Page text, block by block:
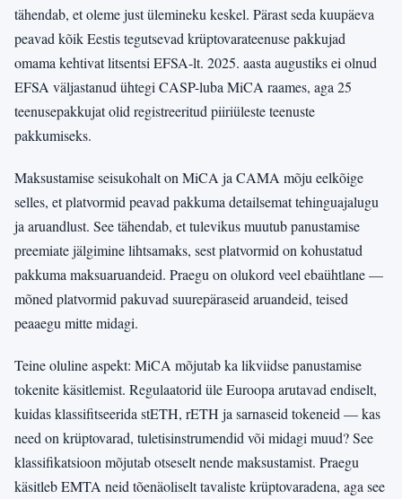
tähendab, et oleme just ülemineku keskel. Pärast seda kuupäeva
peavad kõik Eestis tegutsevad krüptovarateenuse pakkujad
omama kehtivat litsentsi EFSA-lt. 2025. aasta augustiks ei olnud
EFSA väljastanud ühtegi CASP-luba MiCA raames, aga 25
teenusepakkujat olid registreeritud piiriüleste teenuste
pakkumiseks.
Maksustamise seisukohalt on MiCA ja CAMA mõju eelkõige
selles, et platvormid peavad pakkuma detailsemat tehinguajalugu
ja aruandlust. See tähendab, et tulevikus muutub panustamise
preemiate jälgimine lihtsamaks, sest platvormid on kohustatud
pakkuma maksuaruandeid. Praegu on olukord veel ebaühtlane —
mõned platvormid pakuvad suurepäraseid aruandeid, teised
peaaegu mitte midagi.
Teine oluline aspekt: MiCA mõjutab ka likviidse panustamise
tokenite käsitlemist. Regulaatorid üle Euroopa arutavad endiselt,
kuidas klassifitseerida stETH, rETH ja sarnaseid tokeneid — kas
need on krüptovarad, tuletisinstrumendid või midagi muud? See
klassifikatsioon mõjutab otseselt nende maksustamist. Praegu
käsitleb EMTA neid tõenäoliselt tavaliste krüptovaradena, aga see